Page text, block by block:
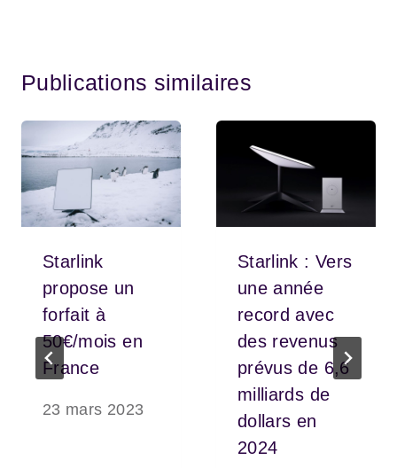
Publications similaires
Starlink
propose un
forfait à
50€/mois en
France
23 mars 2023
Starlink : Vers
une année
record avec
des revenus
prévus de 6,6
milliards de
dollars en
2024